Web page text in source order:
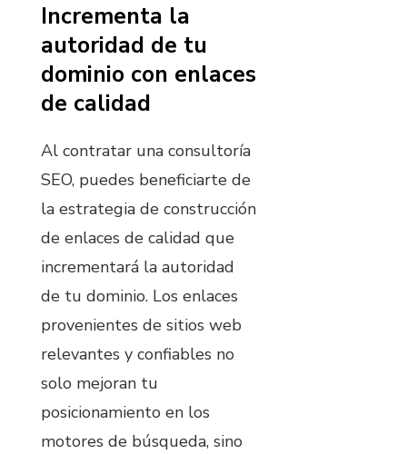
Incrementa la
autoridad de tu
dominio con enlaces
de calidad
Al contratar una consultoría
SEO, puedes beneficiarte de
la estrategia de construcción
de enlaces de calidad que
incrementará la autoridad
de tu dominio. Los enlaces
provenientes de sitios web
relevantes y confiables no
solo mejoran tu
posicionamiento en los
motores de búsqueda, sino